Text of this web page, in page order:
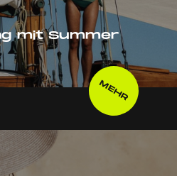
mit Summer
MEHR